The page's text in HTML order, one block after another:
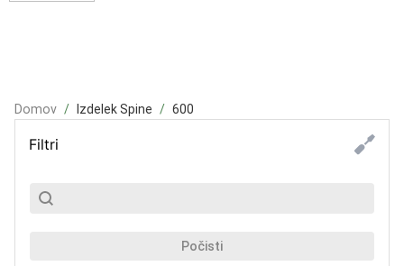
Domov Izdelek Spine 600
Filtri
SubSearch
Search content
Počisti